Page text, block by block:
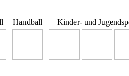
Handball Kinder- und